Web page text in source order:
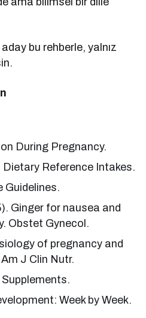
bu rehberle, yalnız
During Pregnancy.
Reference Intakes.
Guidelines.
Ginger for nausea and
Obstet Gynecol.
of pregnancy and
J Clin Nutr.
Week by Week.